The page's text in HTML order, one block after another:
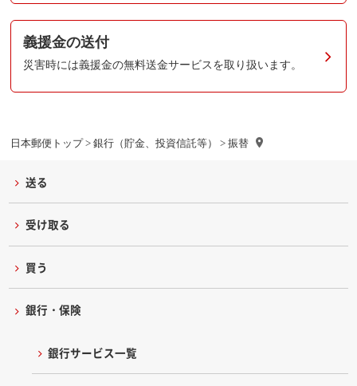
日本郵便トップ> 銀行（貯金、投資信託等） > 振替
義援金の送付
災害時には義援金の無料送金サービスを取り扱います。
送る
受け取る
買う
銀行・保険
銀行サービス一覧